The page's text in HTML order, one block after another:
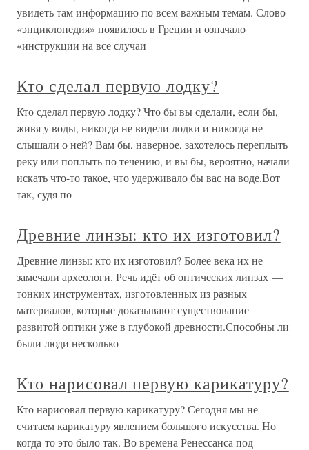
увидеть там информацию по всем важным темам. Слово
«энциклопедия» появилось в Греции и означало
«инструкции на все случаи
Кто сделал первую лодку?
Кто сделал первую лодку? Что бы вы сделали, если бы,
живя у воды, никогда не видели лодки и никогда не
слышали о ней? Вам бы, наверное, захотелось переплыть
реку или поплыть по течению, и вы бы, вероятно, начали
искать что-то такое, что удерживало бы вас на воде.Вот
так, судя по
Древние линзы: кто их изготовил?
Древние линзы: кто их изготовил? Более века их не
замечали археологи. Речь идёт об оптических линзах —
тонких инструментах, изготовленных из разных
материалов, которые доказывают существование
развитой оптики уже в глубокой древности.Способны ли
были люди несколько
Кто нарисовал первую карикатуру?
Кто нарисовал первую карикатуру? Сегодня мы не
считаем карикатуру явлением большого искусства. Но
когда-то это было так. Во времена Ренессанса под